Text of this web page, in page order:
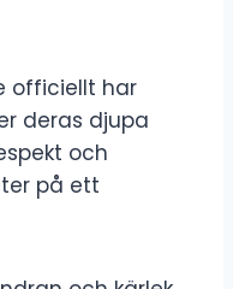
officiellt har
deras djupa
och
på ett